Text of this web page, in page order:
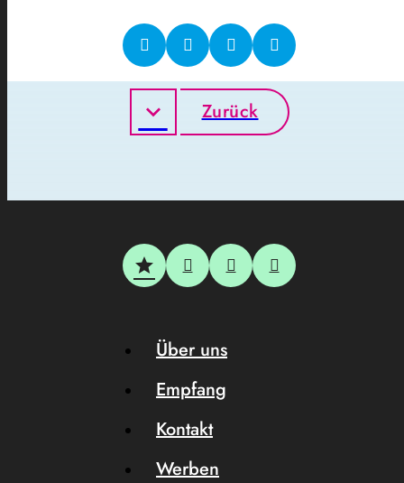
Zurück
Über uns
Empfang
Kontakt
Werben